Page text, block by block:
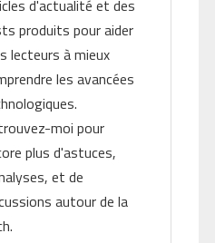
d'actualité et des
produits pour aider
lecteurs à mieux
les avancées
moi pour
plus d'astuces,
et de
autour de la